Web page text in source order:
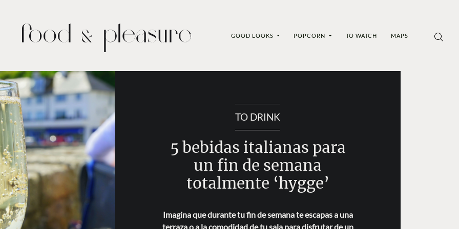
GOOD LOOKS POPCORN TO WATCH MAPS
TO DRINK
5 bebidas italianas para
un fin de semana
totalmente ‘hygge’
Imagina que durante tu fin de semana te escapas a una
terraza o a la comodidad de tu sala para disfrutar de un